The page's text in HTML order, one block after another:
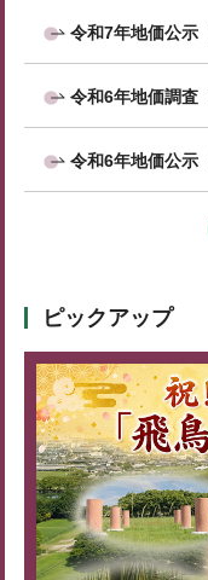
令和7年地価公示
令和6年地価調査
令和6年地価公示
ピックアップ